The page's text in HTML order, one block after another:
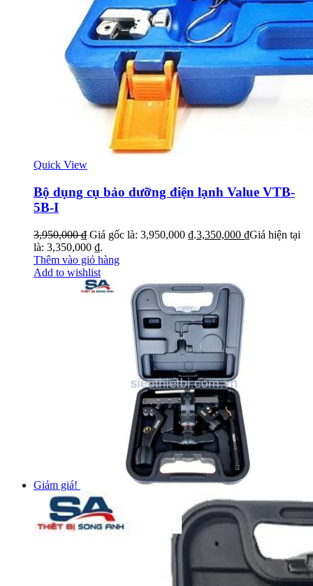
Quick View
Bộ dụng cụ bảo dưỡng điện lạnh Value VTB-
5B-I
3,950,000₫ Giá gốc là: 3,950,000 ₫.3,350,000 ₫Giá hiện tại
là: 3,350,000 ₫.
Thêm vào giỏ hàng
Add to wishlist
Giảm giá!